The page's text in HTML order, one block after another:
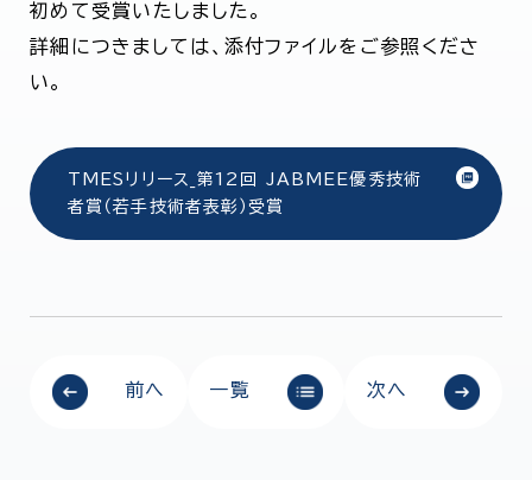
初めて受賞いたしました。
詳細につきましては、添付ファイルをご参照くださ
い。
TMESリリース_第12回 JABMEE優秀技術
者賞（若手技術者表彰）受賞
前へ 一覧 次へ